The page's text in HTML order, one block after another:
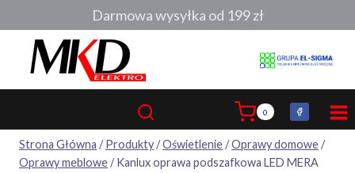
do
0
Strona Główna / Produkty/Oświetlenie/Oprawy domowe/
Oprawy meblowe/ Kanlux oprawa podszafkowa LED MERA
Darmowa wysyłka od 199 zł